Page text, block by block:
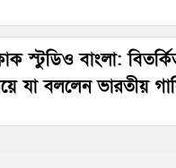
স্টুডিও বাংলা:
যা বললেন ভারতীয়